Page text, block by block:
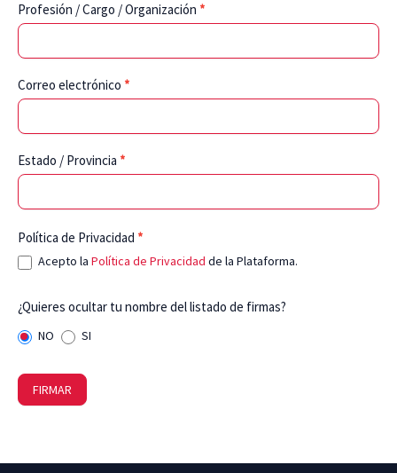
Profesión / Cargo / Organización *
Correo electrónico *
Estado / Provincia *
Política de Privacidad *
Acepto la Política de Privacidad de la Plataforma.
¿Quieres ocultar tu nombre del listado de firmas?
NO SI
FIRMAR